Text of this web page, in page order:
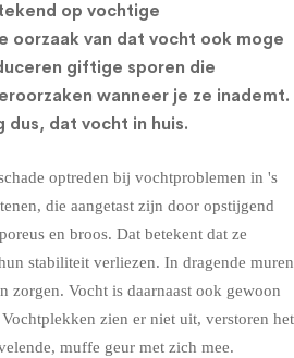
op vochtige
oorzaak van dat vocht ook moge
giftige sporen die
wanneer je ze inademt.
dus, dat vocht in huis.
optreden bij vochtproblemen in 's
die aangetast zijn door opstijgend
en broos. Dat betekent dat ze
stabiliteit verliezen. In dragende muren
zorgen. Vocht is daarnaast ook gewoon
zien er niet uit, verstoren het
muffe geur met zich mee.